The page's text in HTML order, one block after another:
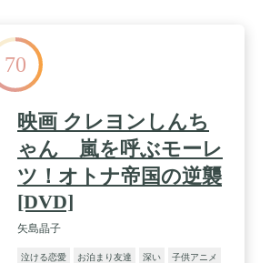
70
映画 クレヨンしんち
ゃん 嵐を呼ぶモーレ
ツ！オトナ帝国の逆襲
[DVD]
矢島晶子
泣ける恋愛 お泊まり友達 深い 子供アニメ